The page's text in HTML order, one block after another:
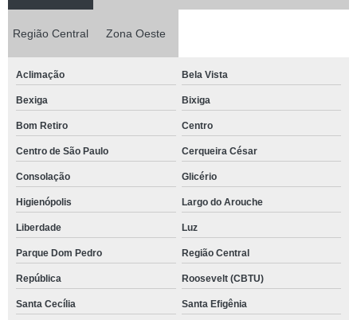
Região Central Zona Oeste
Aclimação Bela Vista
Bexiga Bixiga
Bom Retiro Centro
Centro de São Paulo Cerqueira César
Consolação Glicério
Higienópolis Largo do Arouche
Liberdade Luz
Parque Dom Pedro Região Central
República Roosevelt (CBTU)
Santa Cecília Santa Efigênia